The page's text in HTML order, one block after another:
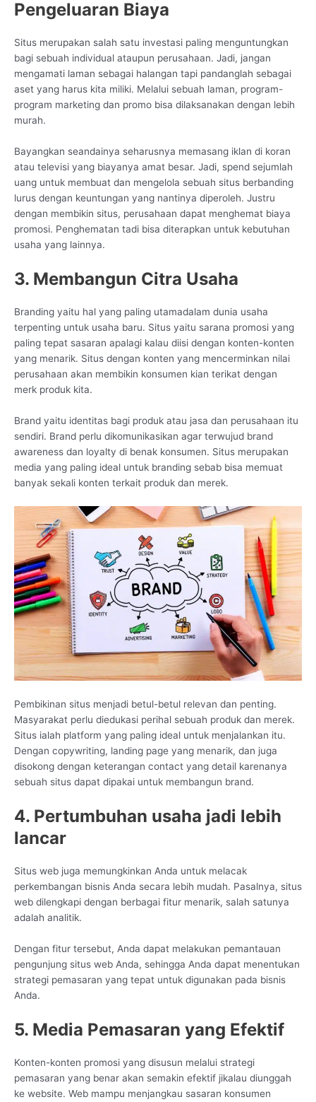
Pengeluaran Biaya
Situs merupakan salah satu investasi paling menguntungkan
bagi sebuah individual ataupun perusahaan. Jadi, jangan
mengamati laman sebagai halangan tapi pandanglah sebagai
aset yang harus kita miliki. Melalui sebuah laman, program-
program marketing dan promo bisa dilaksanakan dengan lebih
murah.
Bayangkan seandainya seharusnya memasang iklan di koran
atau televisi yang biayanya amat besar. Jadi, spend sejumlah
uang untuk membuat dan mengelola sebuah situs berbanding
lurus dengan keuntungan yang nantinya diperoleh. Justru
dengan membikin situs, perusahaan dapat menghemat biaya
promosi. Penghematan tadi bisa diterapkan untuk kebutuhan
usaha yang lainnya.
3. Membangun Citra Usaha
Branding yaitu hal yang paling utamadalam dunia usaha
terpenting untuk usaha baru. Situs yaitu sarana promosi yang
paling tepat sasaran apalagi kalau diisi dengan konten-konten
yang menarik. Situs dengan konten yang mencerminkan nilai
perusahaan akan membikin konsumen kian terikat dengan
merk produk kita.
Brand yaitu identitas bagi produk atau jasa dan perusahaan itu
sendiri. Brand perlu dikomunikasikan agar terwujud brand
awareness dan loyalty di benak konsumen. Situs merupakan
media yang paling ideal untuk branding sebab bisa memuat
banyak sekali konten terkait produk dan merek.
Pembikinan situs menjadi betul-betul relevan dan penting.
Masyarakat perlu diedukasi perihal sebuah produk dan merek.
Situs ialah platform yang paling ideal untuk menjalankan itu.
Dengan copywriting, landing page yang menarik, dan juga
disokong dengan keterangan contact yang detail karenanya
sebuah situs dapat dipakai untuk membangun brand.
4. Pertumbuhan usaha jadi lebih
lancar
Situs web juga memungkinkan Anda untuk melacak
perkembangan bisnis Anda secara lebih mudah. Pasalnya, situs
web dilengkapi dengan berbagai fitur menarik, salah satunya
adalah analitik.
Dengan fitur tersebut, Anda dapat melakukan pemantauan
pengunjung situs web Anda, sehingga Anda dapat menentukan
strategi pemasaran yang tepat untuk digunakan pada bisnis
Anda.
5. Media Pemasaran yang Efektif
Konten-konten promosi yang disusun melalui strategi
pemasaran yang benar akan semakin efektif jikalau diunggah
ke website. Web mampu menjangkau sasaran konsumen